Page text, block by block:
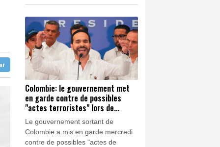
autant
du redécoupage électoral
de menace"
2.08% 4302.47 €
Colombie: le gouvernement met
en garde contre de possibles
"actes terroristes" lors de
l'investiture du président
Le gouvernement sortant de
Colombie a mis en garde mercredi
contre de possibles "actes de